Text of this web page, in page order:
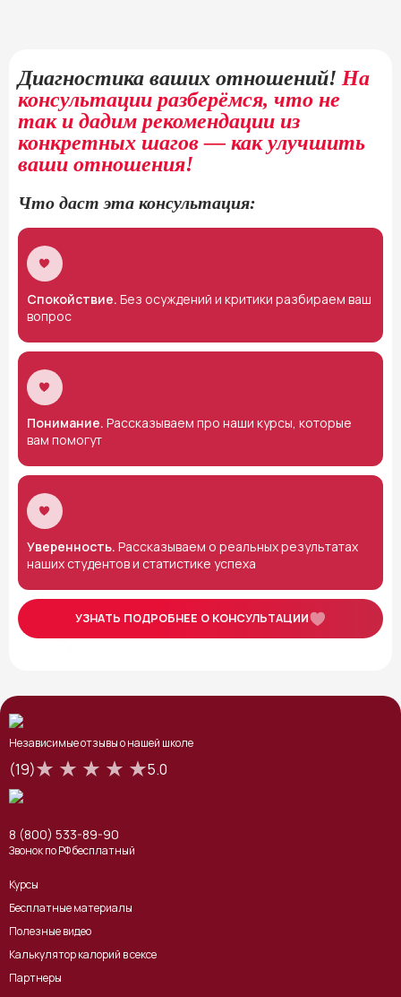
Диагностика ваших отношений! На
консультации разберёмся, что не
так и дадим рекомендации из
конкретных шагов — как улучшить
ваши отношения!
Что даст эта консультация:
Спокойствие. Без осуждений и критики разбираем ваш
вопрос
Понимание. Рассказываем про наши курсы, которые
вам помогут
Уверенность. Рассказываем о реальных результатах
наших студентов и статистике успеха
УЗНАТЬ ПОДРОБНЕЕ О КОНСУЛЬТАЦИИ
Независимые отзывы о нашей школе
(19) 5.0
8 (800) 533-89-90
Звонок по РФ бесплатный
Курсы
Бесплатные материалы
Полезные видео
Калькулятор калорий в сексе
Партнеры